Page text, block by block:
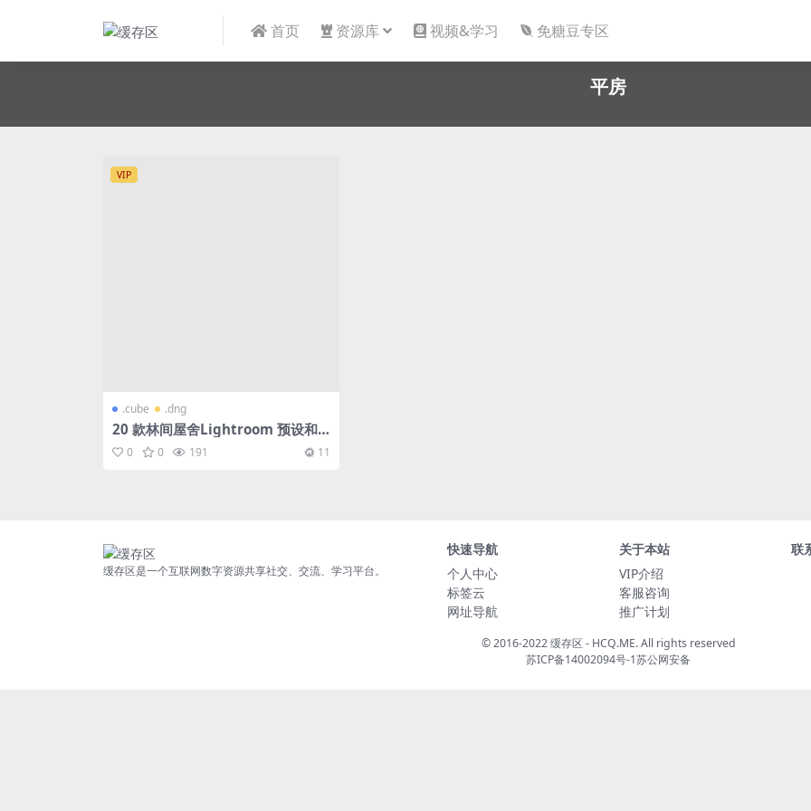
首页 资源库 视频&学习 免糖豆专区
平房
VIP
.cube .dng
20 款林间屋舍Lightroom 预设和 L
UT0 0 191 11
缓存区是一个互联网数字资源共享社交、交流、学习平台。
快速导航
个人中心
标签云
网址导航
关于本站
VIP介绍
客服咨询
推广计划
联
© 2016-2022 缓存区 - HCQ.ME. All rights reserved
苏ICP备14002094号-1苏公网安备